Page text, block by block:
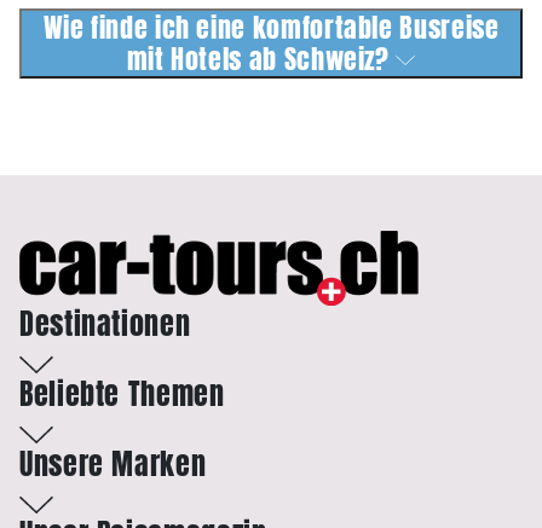
Wie finde ich eine komfortable Busreise
mit Hotels ab Schweiz?
Destinationen
Beliebte Themen
Unsere Marken